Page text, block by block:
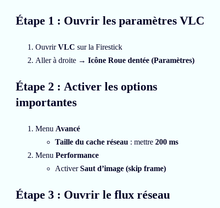
Étape 1 : Ouvrir les paramètres VLC
OuvrirVLC sur la Firestick
Aller à droite → Icône Roue dentée (Paramètres)
Étape 2 : Activer les options
importantes
Menu Avancé
Taille du cache réseau : mettre 200 ms
Menu Performance
ActiverSaut d’image (skip frame)
Étape 3 : Ouvrir le flux réseau